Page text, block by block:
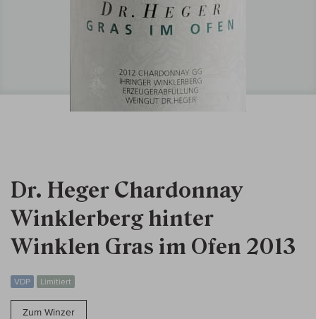
Dr. Heger Chardonnay
Winklerberg hinter
Winklen Gras im Ofen 2013
VDP Limitiert
Zum Winzer